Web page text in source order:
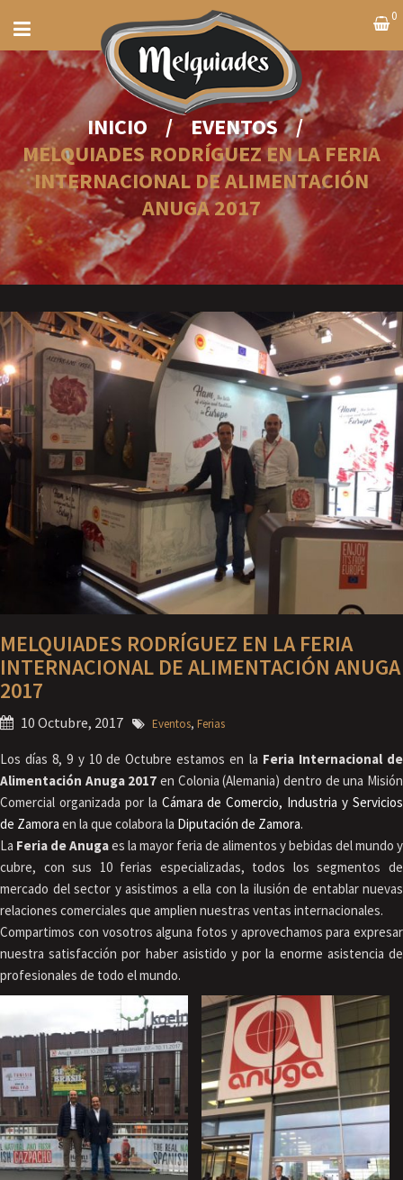
0
INICIO / EVENTOS
/
MELQUIADES RODRÍGUEZ EN LA FERIA
INTERNACIONAL DE ALIMENTACIÓN
ANUGA 2017
MELQUIADES RODRÍGUEZ EN LA FERIA
INTERNACIONAL DE ALIMENTACIÓN ANUGA
2017
10 Octubre, 2017 Eventos, Ferias
Los días 8, 9 y 10 de Octubre estamos en la Feria Internacional de
Alimentación Anuga 2017 en Colonia (Alemania) dentro de una Misión
Comercial organizada por la Cámara de Comercio, Industria y Servicios
de Zamora en la que colabora la Diputación de Zamora.
La Feria de Anugaes la mayor feria de alimentos y bebidas del mundo y
cubre, con sus 10 ferias especializadas, todos los segmentos de
mercado del sector y asistimos a ella con la ilusión de entablar nuevas
relaciones comerciales que amplien nuestras ventas internacionales.
Compartimos con vosotros alguna fotos y aprovechamos para expresar
nuestra satisfacción por haber asistido y por la enorme asistencia de
profesionales de todo el mundo.